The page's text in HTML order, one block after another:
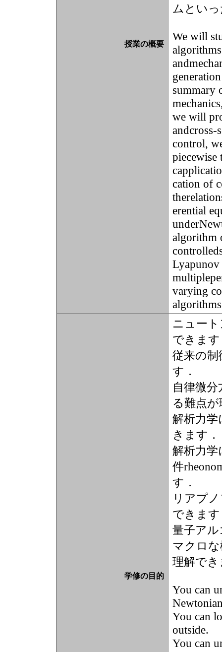
授業の概要
ムとい
We will
summary
we will
andcross-
control,
piecewise
cation of
erential
algorithm
varying
学修の目的
ニュー
できま
従来の
す．
自律微
る難点
解析力学
きます．
解析力
件
す．
リアプ
できま
量子ア
マクロ
理解で
You can
You can
outside.
You can